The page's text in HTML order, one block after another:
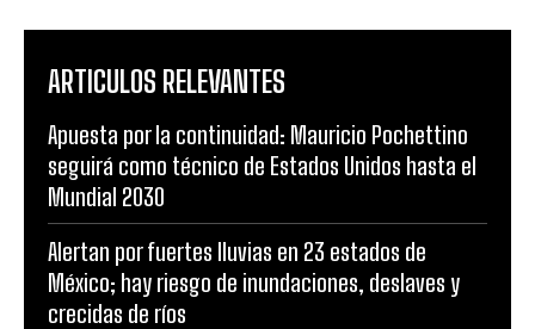
ARTICULOS RELEVANTES
Apuesta por la continuidad: Mauricio Pochettino
seguirá como técnico de Estados Unidos hasta el
Mundial 2030
Alertan por fuertes lluvias en 23 estados de
México; hay riesgo de inundaciones, deslaves y
crecidas de ríos